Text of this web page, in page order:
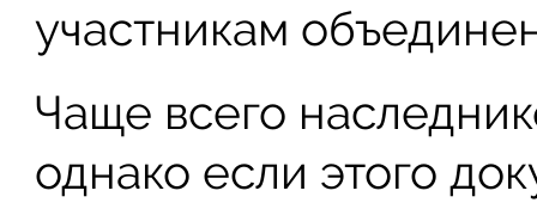
участникам
Чаще всего
однако если этого